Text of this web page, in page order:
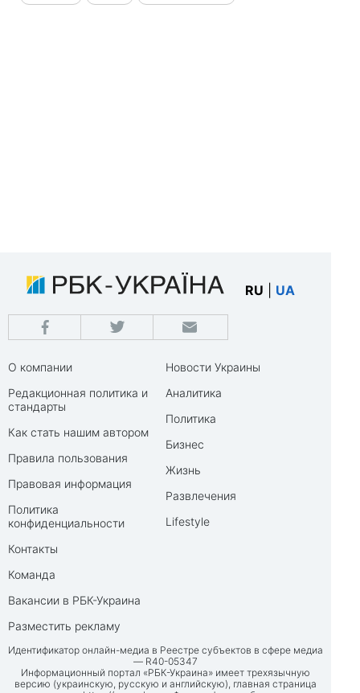
RU UA
О компании
Редакционная политика и
стандарты
Как стать нашим автором
Правила пользования
Правовая информация
Политика
конфиденциальности
Контакты
Команда
Вакансии в РБК-Украина
Разместить рекламу
Новости Украины
Аналитика
Политика
Бизнес
Жизнь
Развлечения
Lifestyle
Идентификатор онлайн-медиа в Реестре субъектов в сфере медиа
— R40-05347
Информационный портал «РБК-Украина» имеет трехязычную
версию (украинскую, русскую и английскую), главная страница